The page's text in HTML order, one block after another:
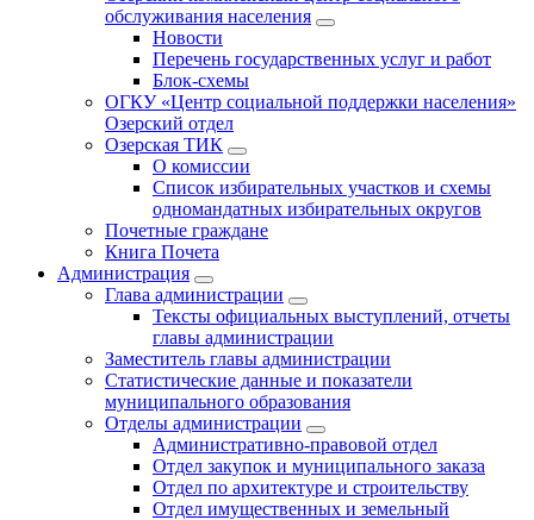
обслуживания населения
Новости
Перечень государственных услуг и работ
Блок-схемы
ОГКУ «Центр социальной поддержки населения»
Озерский отдел
Озерская ТИК
О комиссии
Список избирательных участков и схемы
одномандатных избирательных округов
Почетные граждане
Книга Почета
Администрация
Глава администрации
Тексты официальных выступлений, отчеты
главы администрации
Заместитель главы администрации
Статистические данные и показатели
муниципального образования
Отделы администрации
Административно-правовой отдел
Отдел закупок и муниципального заказа
Отдел по архитектуре и строительству
Отдел имущественных и земельный